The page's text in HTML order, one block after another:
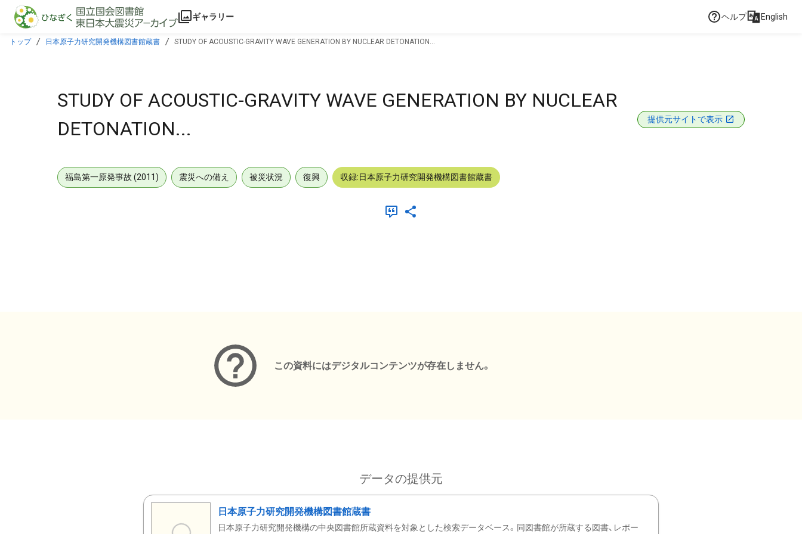
本文に飛ぶ
ギャラリー ヘルプ English
トップ 日本原子力研究開発機構図書館蔵書 STUDY OF ACOUSTIC-GRAVITY WAVE GENERATION BY NUCLEAR DETONATION...
STUDY OF ACOUSTIC-GRAVITY WAVE GENERATION BY NUCLEAR
DETONATION...
提供元サイトで表示
福島第一原発事故 (2011) 震災への備え 被災状況 復興 収録:日本原子力研究開発機構図書館蔵書
この資料にはデジタルコンテンツが存在しません。
データの提供元
日本原子力研究開発機構図書館蔵書
日本原子力研究開発機構の中央図書館所蔵資料を対象とした検索データベース。同図書館が所蔵する図書、レポー